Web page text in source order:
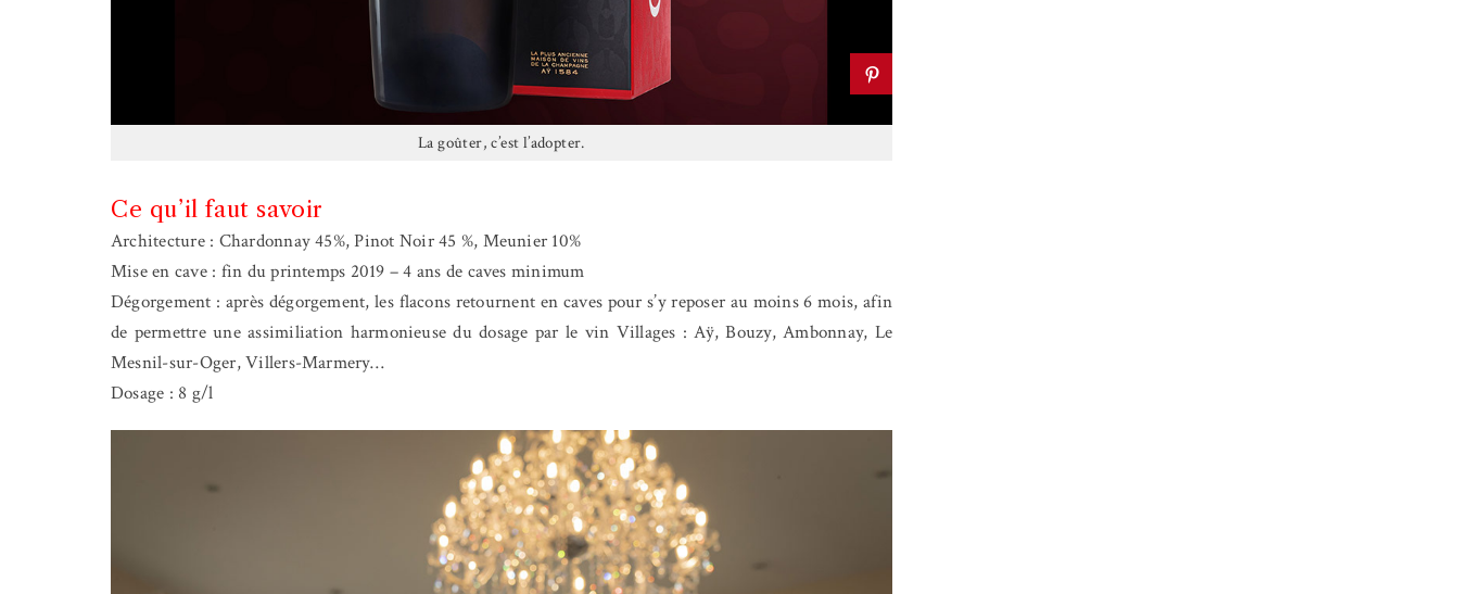
La goûter, c’est l’adopter.
Ce qu’il faut savoir
Architecture : Chardonnay 45%, Pinot Noir 45 %, Meunier 10%
Mise en cave : fin du printemps 2019 – 4 ans de caves minimum
Dégorgement : après dégorgement, les flacons retournent en caves pour s’y reposer au moins 6 mois, afin
de permettre une assimiliation harmonieuse du dosage par le vin Villages : Aÿ, Bouzy, Ambonnay, Le
Mesnil-sur-Oger, Villers-Marmery…
Dosage : 8 g/l